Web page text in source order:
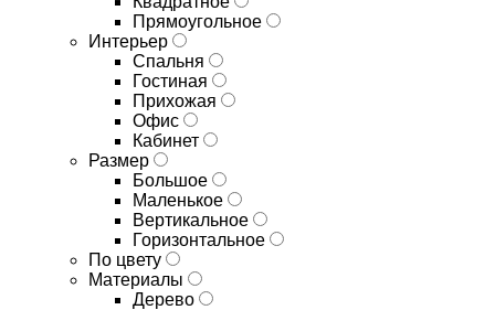
Прямоугольное
Интерьер
Спальня
Гостиная
Прихожая
Офис
Кабинет
Размер
Большое
Маленькое
Вертикальное
Горизонтальное
По цвету
Материалы
Дерево